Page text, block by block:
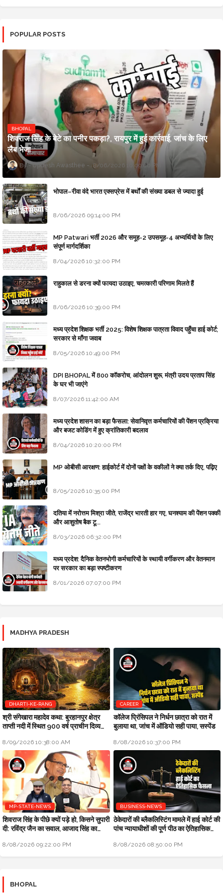
POPULAR POSTS
BHOPAL
शिवराज सिंह के बेटे का पनीर पकड़ा?, रायपुर में हुई कार्रवाई, जांच के लिए
लैब भेजा
Updesh Awasthee 8/06/2026 10:09:00 PM
भोपाल–रीवा वंदे भारत एक्सप्रेस में बर्थों की संख्या डबल से ज्यादा हुई
8/06/2026 09:14:00 PM
MP Patwari भर्ती 2026 और समूह-2 उपसमूह-4 अभ्यर्थियों के लिए
संपूर्ण मार्गदर्शिका
8/04/2026 10:32:00 PM
राहुकाल से डरना क्यों फायदा उठाइए, चमत्कारी परिणाम मिलते हैं
8/06/2026 10:39:00 PM
मध्य प्रदेश शिक्षक भर्ती 2025: विशेष शिक्षक पात्रता विवाद पहुँचा हाई कोर्ट;
सरकार से माँगा जवाब
8/05/2026 10:49:00 PM
DPI BHOPAL में 800 कॉकरोच, आंदोलन शुरू, मंत्री उदय प्रताप सिंह
के घर भी जाएंगे
8/07/2026 11:42:00 AM
मध्य प्रदेश शासन का बड़ा फैसला: सेवानिवृत्त कर्मचारियों की पेंशन प्रक्रिया
और बजट कोडिंग में हुए क्रांतिकारी बदलाव
8/04/2026 10:20:00 PM
MP ओबीसी आरक्षण: हाईकोर्ट में दोनों पक्षों के वकीलों ने क्या तर्क दिए, पढ़िए
8/05/2026 10:35:00 PM
दतिया में नरोत्तम मिश्रा जीते, राजेंद्र भारती हार गए, घनश्याम की पेंशन पक्की
और आशुतोष बैक टू...
8/03/2026 06:32:00 PM
मध्य प्रदेश: दैनिक वेतनभोगी कर्मचारियों के स्थायी वर्गीकरण और वेतनमान
पर सरकार का बड़ा स्पष्टीकरण
8/01/2026 07:07:00 PM
MADHYA PRADESH
DHARTI-KE-RANG
श्री संगेखारा महादेव कथा: बुरहानपुर क्षेत्र
ताप्ती नदी में स्थित 900 वर्ष प्राचीन दिव्य
8/09/2026 10:38:00 AM
CAREER
कॉलेज प्रिंसिपल ने निर्धन छात्रा को रात में
बुलाया था, जांच में ऑडियो सही पाया, सस्पेंड
8/08/2026 10:37:00 PM
MP-STATE-NEWS
शिवराज सिंह के पीछे क्यों पड़े हो, किसने सुपारी
दी: रविंद्र जैन का सवाल, आजाद सिंह का
8/08/2026 09:22:00 PM
BUSINESS-NEWS
ठेकेदारों की ब्लैकलिस्टिंग मामले में हाई कोर्ट की
पांच न्यायाधीशों की पूर्ण पीठ का ऐतिहासिक
8/08/2026 08:50:00 PM
BHOPAL